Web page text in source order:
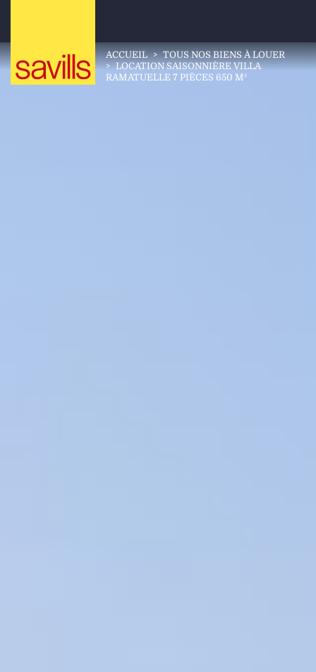
ACCUEIL > TOUS NOS BIENS À LOUER
> LOCATION SAISONNIÈRE VILLA
RAMATUELLE 7 PIÈCES 650 M²